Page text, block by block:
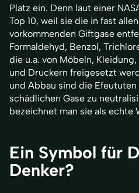
Platz ein. Denn laut einer
Top 10, weil sie die in fast
vorkommenden Giftgase
Formaldehyd, Benzol,
die u.a. von Möbeln,
und Druckern freigesetzt
und Abbau sind die
schädlichen Gase zu
bezeichnet man sie als echte
Ein Symbol für
Denker?